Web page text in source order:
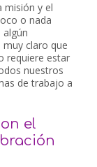
misión y el
o nada
algún
claro que
requiere estar
nuestros
de trabajo a
el